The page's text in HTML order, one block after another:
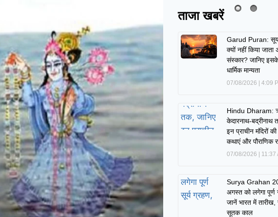
ताजा खबरें
Garud Puran:
क्यों नहीं किया जाता
संस्कार? जानिए
धार्मिक मान्यता
07/08/2026 4:09
Hindu Dharam:
केदारनाथ-बद्रीनाथ
इन प्राचीन मंदिरों
कथाएं और पौराणिक
07/08/2026 11:37
Surya Grahan
अगस्त को लगेगा पूर्ण
जानें भारत में
सूतक काल